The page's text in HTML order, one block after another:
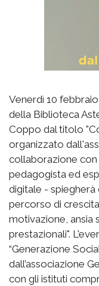
Venerdì 10
della Biblioteca
Coppo dal titolo
organizzato
collaborazione con
pedagogista ed
digitale -
percorso di
motivazione, ansia
prestazionali".
“Generazione
dall’associazione
con gli istituti